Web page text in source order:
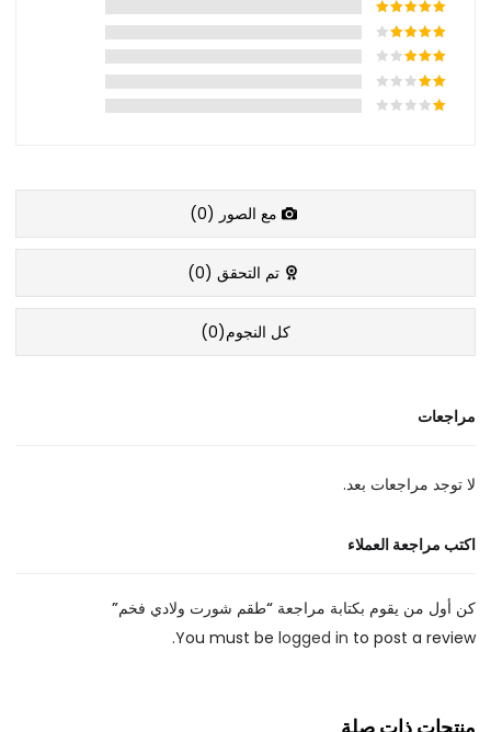
مع الصور (0
)
تم التحقق (0
)
كل النجوم(0
)
مراجعات
لا توجد مراجعات بعد.
اكتب مراجعة العملاء
كن أول من يقوم بكتابة مراجعة “طقم شورت ولادي فخم”
You must be logged in to post a review.